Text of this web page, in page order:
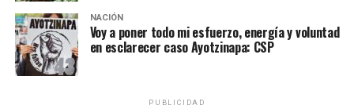
caudillos ni mesías”: Meade
Fox —quien en las últimas dos elecciones presidenciales
NACIÓN
Voy a poner todo mi esfuerzo, energía y voluntad
en esclarecer caso Ayotzinapa: CSP
PUBLICIDAD